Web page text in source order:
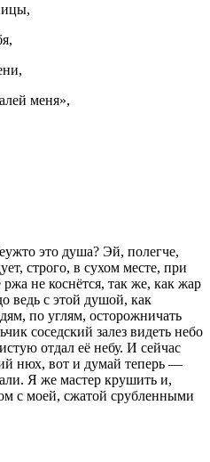
меня»,
это душа? Эй, полегче,
строго, в сухом месте, при
не коснётся, так же, как жар
ведь с этой душой, как
по углям, осторожничать
соседский залез видеть небо
отдал её небу. И сейчас
нюх, вот и думай теперь —
Я же мастер крушить и,
с моей, сжатой срубленными